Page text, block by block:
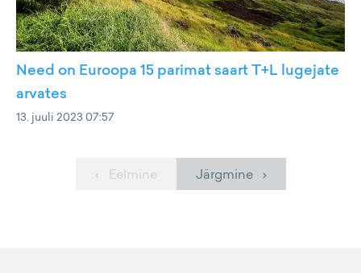
Need on Euroopa 15 parimat saart T+L lugejate
arvates
13. juuli 2023 07:57
‹ Eelmine Järgmine ›